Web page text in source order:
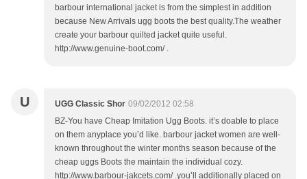
barbour international jacket is from the simplest in addition
because New Arrivals ugg boots the best quality.The weather
create your barbour quilted jacket quite useful.
http://www.genuine-boot.com/ .
U UGG Classic Shor 09/02/2012 02:58
BZ-You have Cheap Imitation Ugg Boots. it’s doable to place
on them anyplace you’d like. barbour jacket women are well-
known throughout the winter months season because of the
cheap uggs Boots the maintain the individual cozy.
http://www.barbour-jakcets.com/ .you’ll additionally placed on